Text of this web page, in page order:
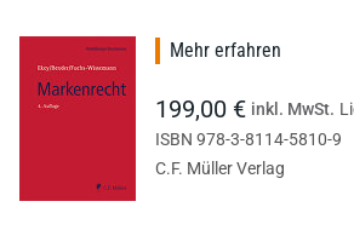
Mehr erfahren
199,00 € inkl. MwSt.
ISBN 978-3-8114-5810-9
C.F. Müller Verlag